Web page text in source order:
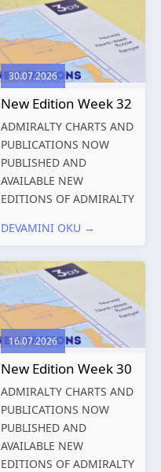
30.07.2026
New Edition Week 32
ADMIRALTY CHARTS AND
PUBLICATIONS NOW
PUBLISHED AND
AVAILABLE NEW
EDITIONS OF ADMIRALTY
PUBLICATIONS New
Charts published 06
August 2026 Chart Title,
limits and other remarks
1602 China – Chang...
DEVAMINI OKU →
16.07.2026
New Edition Week 30
ADMIRALTY CHARTS AND
PUBLICATIONS NOW
PUBLISHED AND
AVAILABLE NEW
EDITIONS OF ADMIRALTY